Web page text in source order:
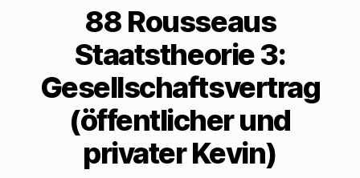
88 Rousseaus
Staatstheorie 3:
Gesellschaftsvertrag
(öffentlicher und
privater Kevin)